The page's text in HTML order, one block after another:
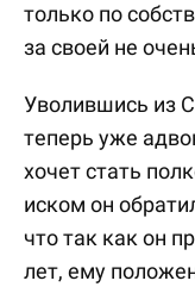
только по
за своей не
Уволившись из
теперь уже
хочет стать
иском он
что так как он
лет, ему